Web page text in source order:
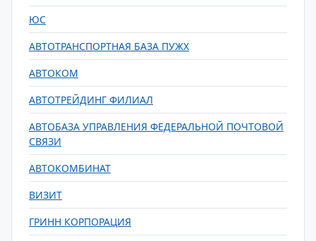
ЮС
АВТОТРАНСПОРТНАЯ БАЗА ПУЖХ
АВТОКОМ
АВТОТРЕЙДИНГ ФИЛИАЛ
АВТОБАЗА УПРАВЛЕНИЯ ФЕДЕРАЛЬНОЙ ПОЧТОВОЙ
СВЯЗИ
АВТОКОМБИНАТ
ВИЗИТ
ГРИНН КОРПОРАЦИЯ